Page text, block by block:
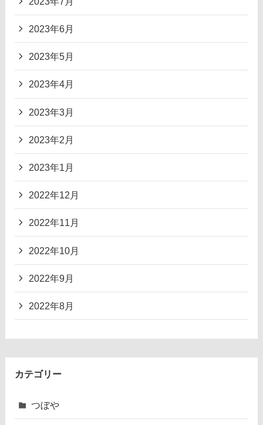
2023年6月
2023年5月
2023年4月
2023年3月
2023年2月
2023年1月
2022年12月
2022年11月
2022年10月
2022年9月
2022年8月
カテゴリー
つぼや